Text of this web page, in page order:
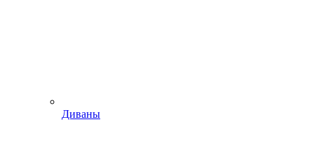
Диваны